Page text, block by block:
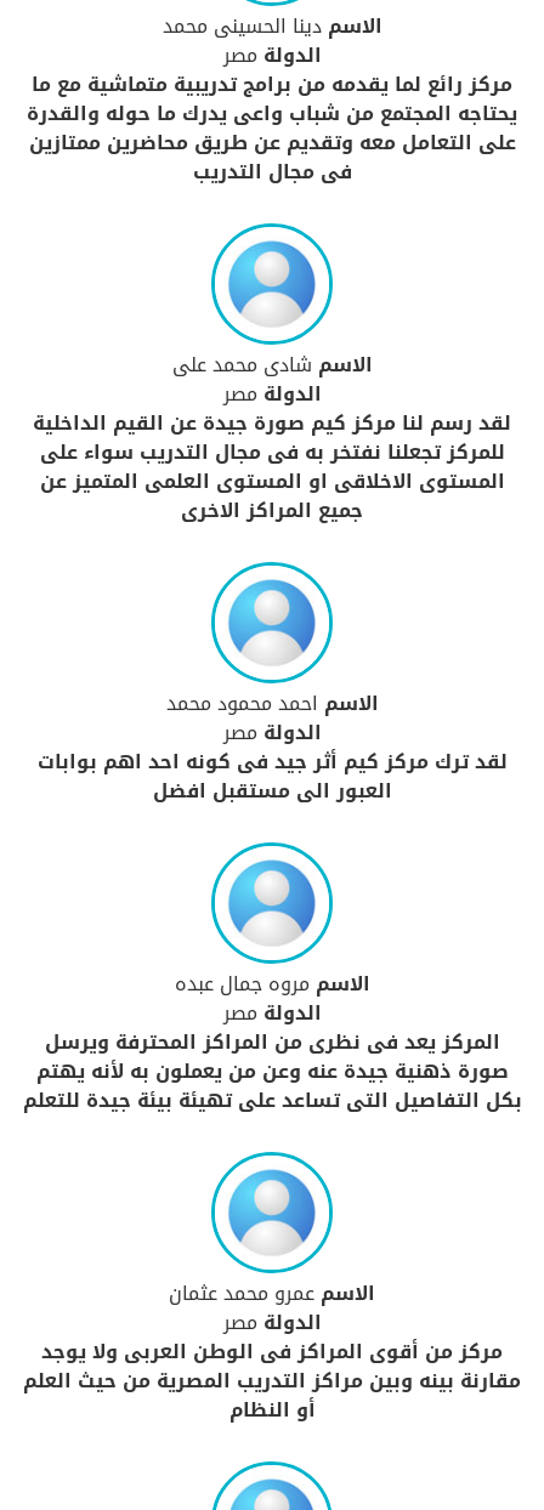
الاسمدينا الحسينى محمد
الدولة مصر
مركز رائع لما يقدمه من برامج تدريبية متماشية مع ما
يحتاجه المجتمع من شباب واعى يدرك ما حوله والقدرة
على التعامل معه وتقديم عن طريق محاضرين ممتازين
فى مجال التدريب
الاسم شادى محمد على
الدولة مصر
لقد رسم لنا مركز كيم صورة جيدة عن القيم الداخلية
للمركز تجعلنا نفتخر به فى مجال التدريب سواء على
المستوى الاخلاقى او المستوى العلمى المتميز عن
جميع المراكز الاخرى
الاسم احمد محمود محمد
الدولة مصر
لقد ترك مركز كيم أثر جيد فى كونه احد اهم بوابات
العبور الى مستقبل افضل
الاسم مروه جمال عبده
الدولة مصر
المركز يعد فى نظرى من المراكز المحترفة ويرسل
صورة ذهنية جيدة عنه وعن من يعملون به لأنه يهتم
بكل التفاصيل التى تساعد على تهيئة بيئة جيدة للتعلم
الاسمعمرو محمد عثمان
الدولة مصر
مركز من أقوى المراكز فى الوطن العربى ولا يوجد
مقارنة بينه وبين مراكز التدريب المصرية من حيث العلم
أو النظام